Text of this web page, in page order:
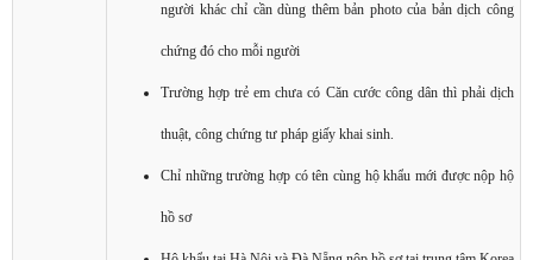
người khác chỉ cần dùng thêm bản photo của bản dịch công
chứng đó cho mỗi người
Trường hợp trẻ em chưa có Căn cước công dân thì phải dịch
thuật, công chứng tư pháp giấy khai sinh.
Chỉ những trường hợp có tên cùng hộ khẩu mới được nộp hộ
hồ sơ